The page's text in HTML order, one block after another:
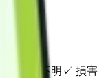
: 不明 ✓ 損害